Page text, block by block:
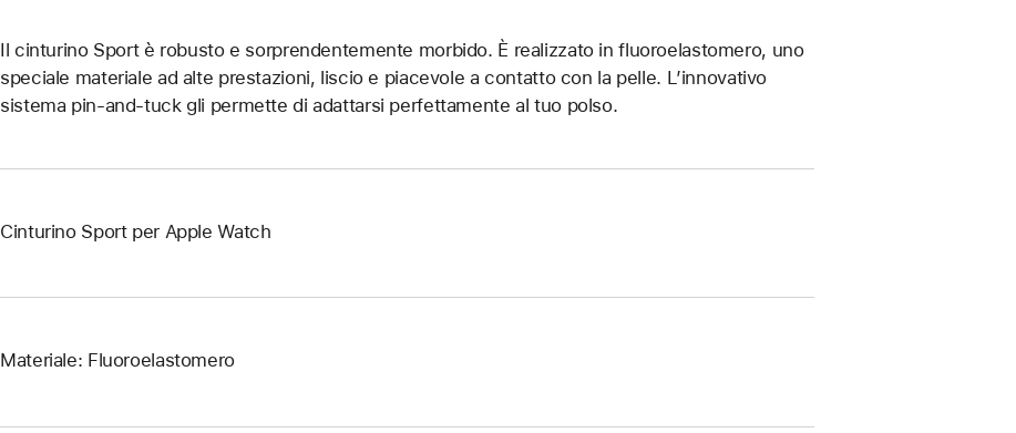
Il cinturino Sport è robusto e sorprendentemente morbido. È realizzato in fluoroelastomero, uno
speciale materiale ad alte prestazioni, liscio e piacevole a contatto con la pelle. L’innovativo
sistema pin-and-tuck gli permette di adattarsi perfettamente al tuo polso.
Cinturino Sport per Apple Watch
Materiale: Fluoroelastomero